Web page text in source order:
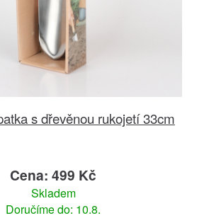
s dřevěnou rukojetí 33cm
Cena: 499 Kč
Skladem
Doručíme do: 10.8.